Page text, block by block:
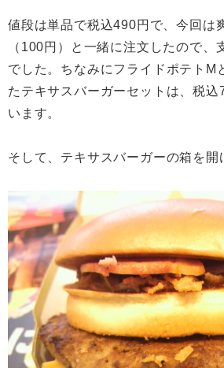
値段は単品で税込490円で、今回は
（100円）と一緒に注文したので、
でした。ちなみにフライドポテトM
たテキサスバーガーセットは、税込
います。
そして、テキサスバーガーの箱を開